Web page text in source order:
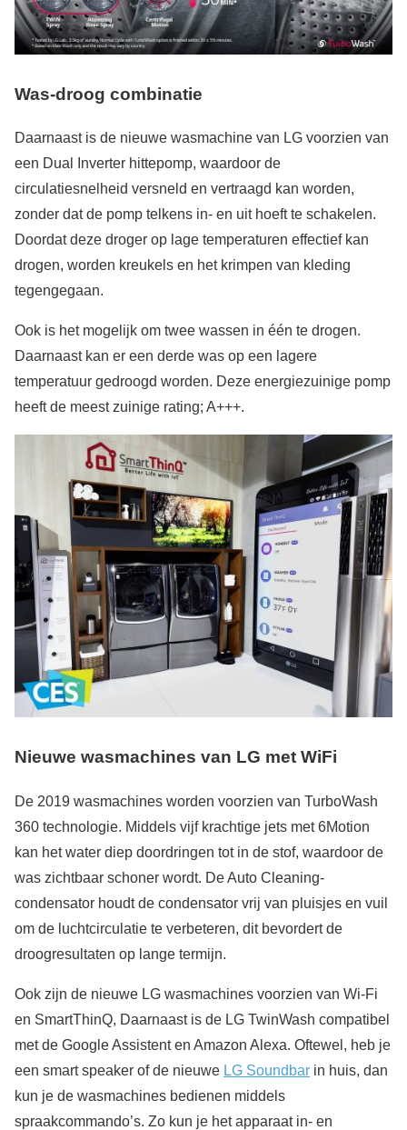
Was-droog combinatie
Daarnaast is de nieuwe wasmachine van LG voorzien van
een Dual Inverter hittepomp, waardoor de
circulatiesnelheid versneld en vertraagd kan worden,
zonder dat de pomp telkens in- en uit hoeft te schakelen.
Doordat deze droger op lage temperaturen effectief kan
drogen, worden kreukels en het krimpen van kleding
tegengegaan.
Ook is het mogelijk om twee wassen in één te drogen.
Daarnaast kan er een derde was op een lagere
temperatuur gedroogd worden. Deze energiezuinige pomp
heeft de meest zuinige rating; A+++.
Nieuwe wasmachines van LG met WiFi
De 2019 wasmachines worden voorzien van TurboWash
360 technologie. Middels vijf krachtige jets met 6Motion
kan het water diep doordringen tot in de stof, waardoor de
was zichtbaar schoner wordt. De Auto Cleaning-
condensator houdt de condensator vrij van pluisjes en vuil
om de luchtcirculatie te verbeteren, dit bevordert de
droogresultaten op lange termijn.
Ook zijn de nieuwe LG wasmachines voorzien van Wi-Fi
en SmartThinQ, Daarnaast is de LG TwinWash compatibel
met de Google Assistent en Amazon Alexa. Oftewel, heb je
een smart speaker of de nieuwe LG Soundbar in huis, dan
kun je de wasmachines bedienen middels
spraakcommando’s. Zo kun je het apparaat in- en